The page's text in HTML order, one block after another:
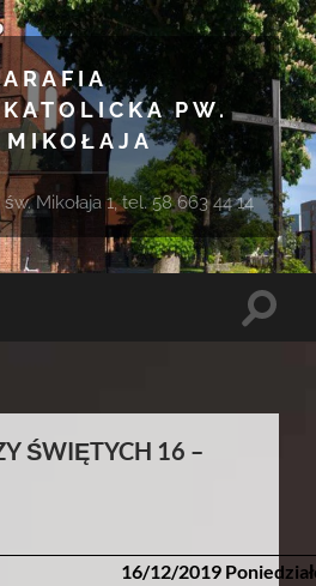
PW.
MIKOŁAJA
Mikołaja 1, tel. 58 663 44 14
Toggle
ŚWIĘTYCH 16 –
16/12/2019